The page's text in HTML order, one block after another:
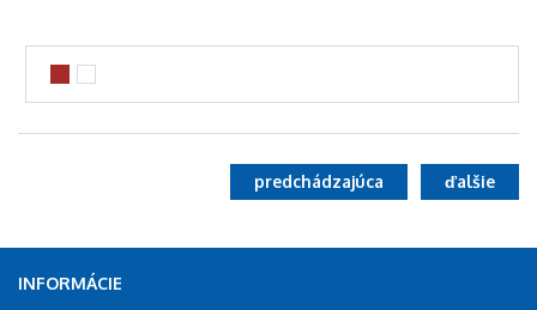
ďalšie
predchádzajúca
INFORMÁCIE